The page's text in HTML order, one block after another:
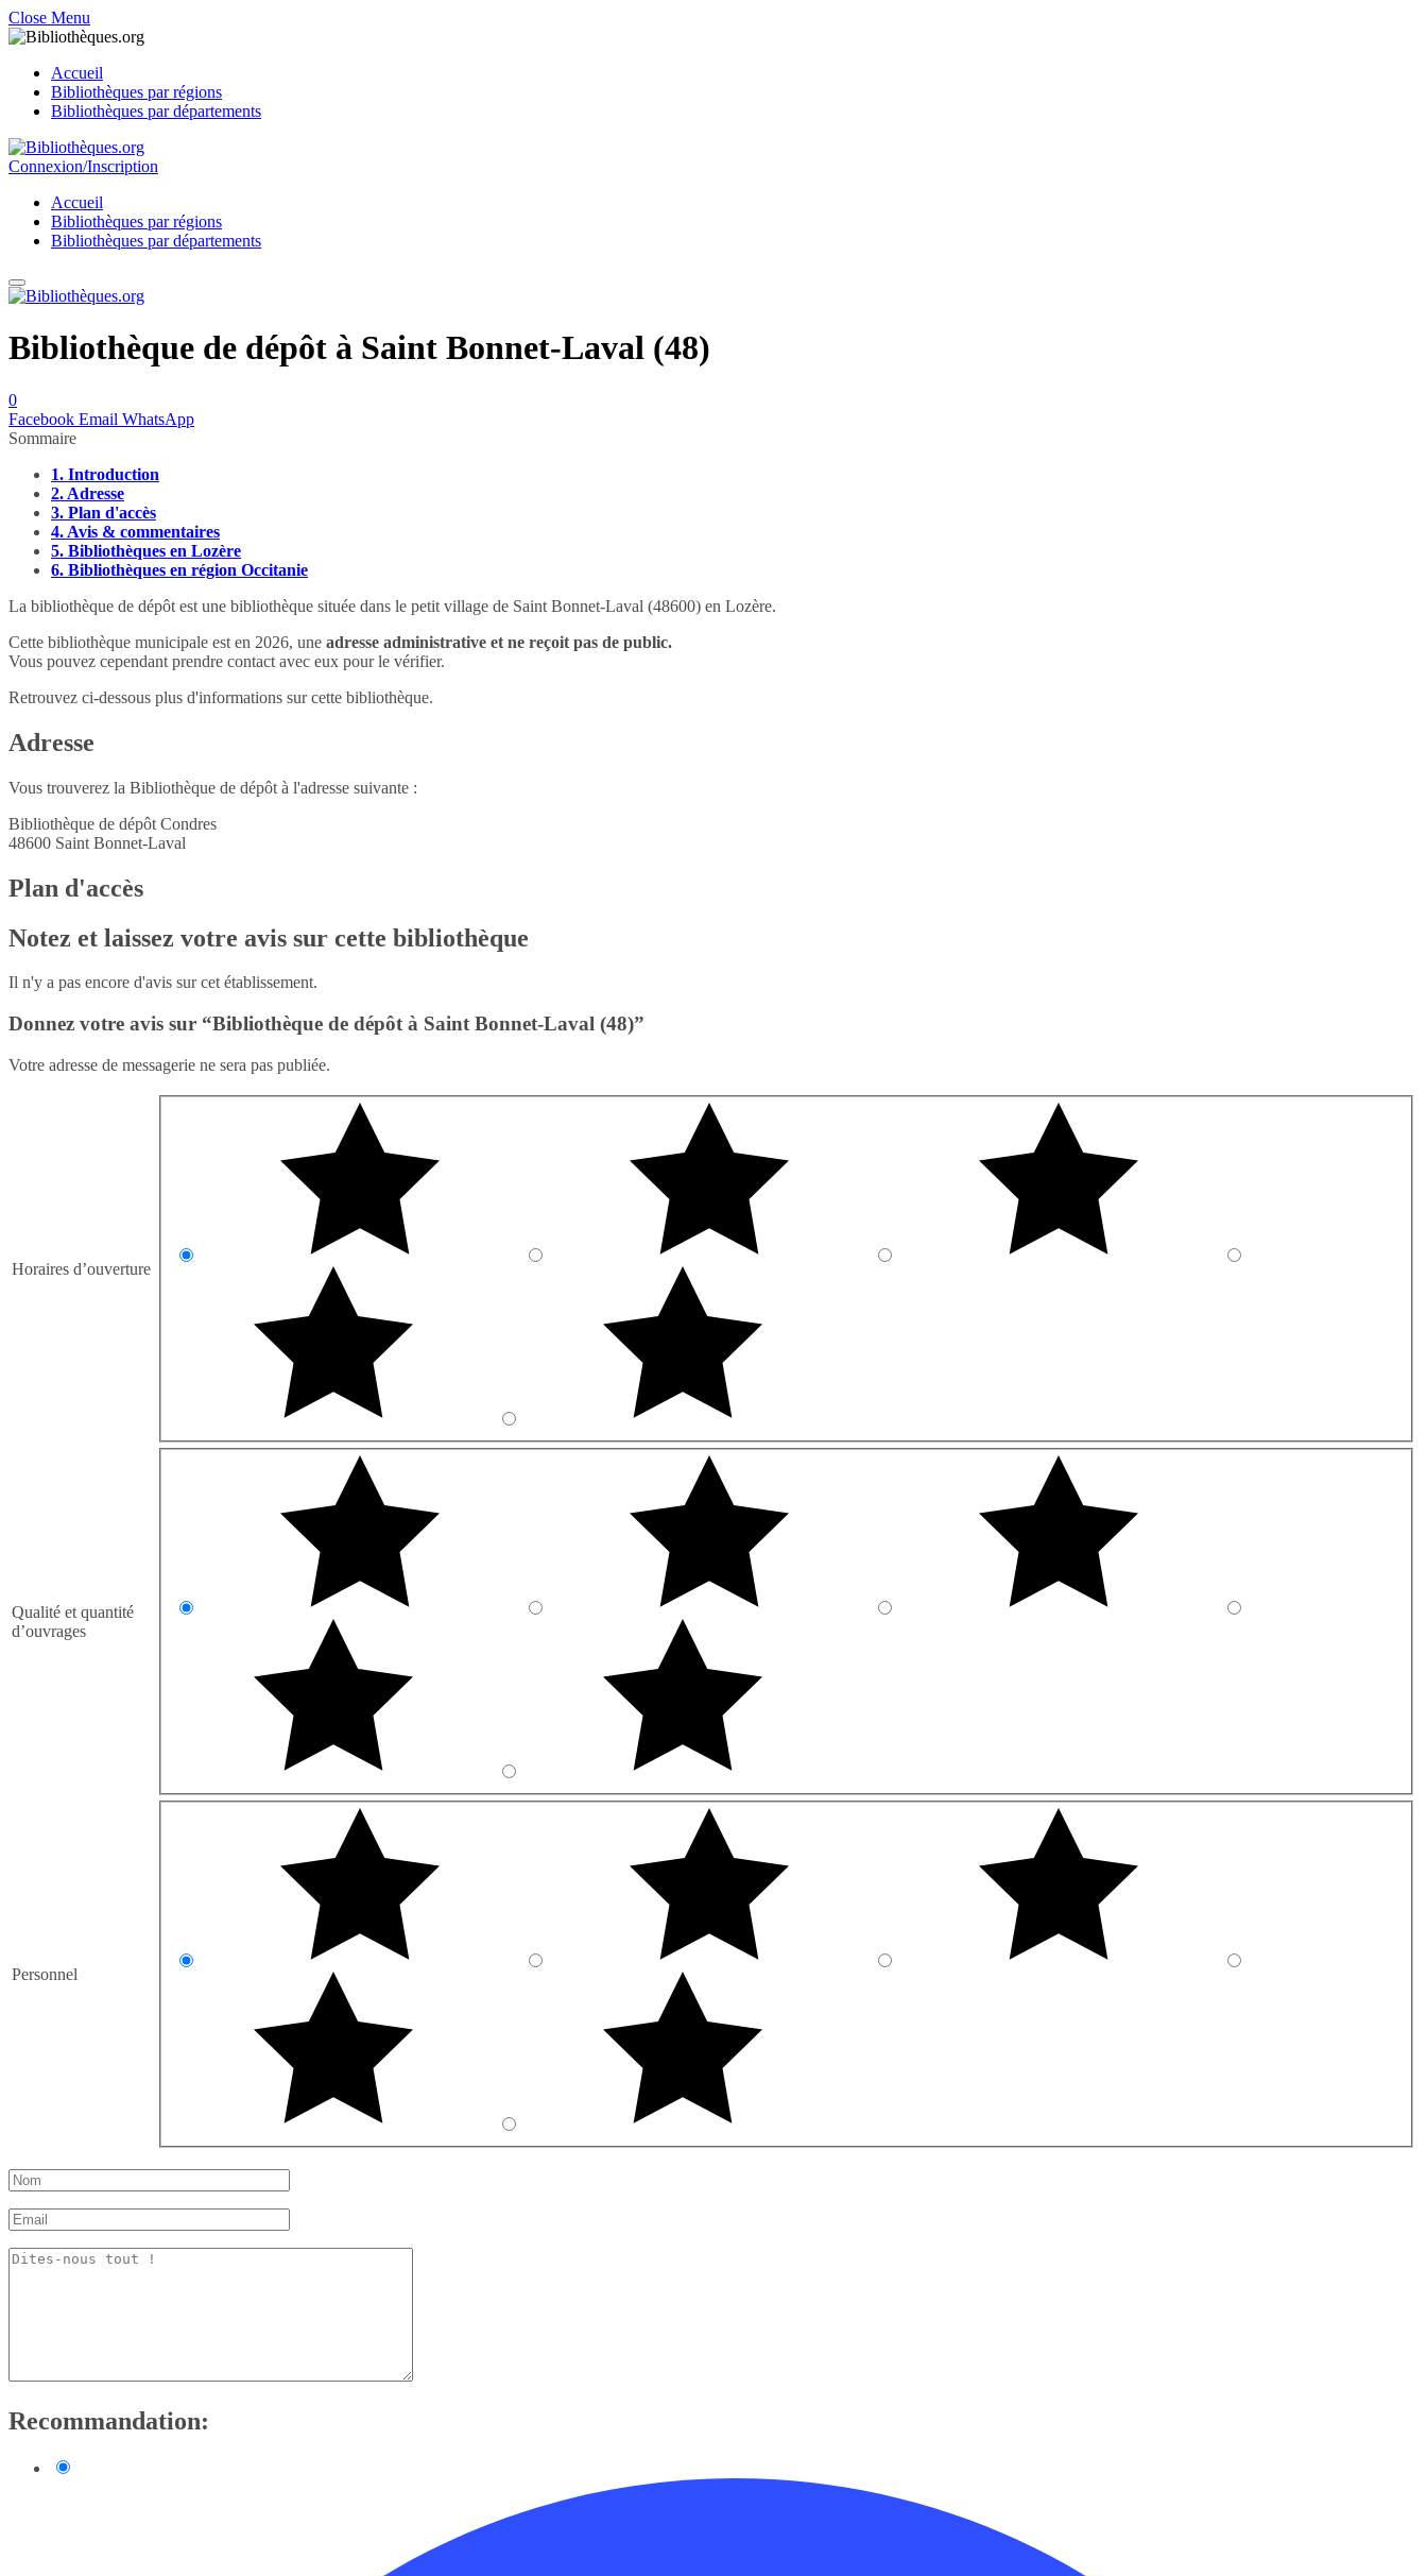
Close Menu
Accueil
Bibliothèques par régions
Bibliothèques par départements
Connexion/Inscription
Accueil
Bibliothèques par régions
Bibliothèques par départements
Bibliothèque de dépôt à Saint Bonnet-Laval (48)
0
Facebook Email WhatsApp
Sommaire
1. Introduction
2. Adresse
3. Plan d'accès
4. Avis & commentaires
5. Bibliothèques en Lozère
6. Bibliothèques en région Occitanie
La bibliothèque de dépôt est une bibliothèque située dans le petit village de Saint Bonnet-Laval (48600) en Lozère.
Cette bibliothèque municipale est en 2026, une adresse administrative et ne reçoit pas de public.
Vous pouvez cependant prendre contact avec eux pour le vérifier.
Retrouvez ci-dessous plus d'informations sur cette bibliothèque.
Adresse
Vous trouverez la Bibliothèque de dépôt à l'adresse suivante :
Bibliothèque de dépôt Condres
48600 Saint Bonnet-Laval
Plan d'accès
Notez et laissez votre avis sur cette bibliothèque
Il n'y a pas encore d'avis sur cet établissement.
Donnez votre avis sur “Bibliothèque de dépôt à Saint Bonnet-Laval (48)”
Votre adresse de messagerie ne sera pas publiée.
Horaires d’ouverture
Qualité et quantité
d’ouvrages
Personnel
Recommandation: